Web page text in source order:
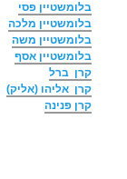
בלומשטיין פסי
בלומשטיין מלכה
בלומשטיין משה
בלומשטיין אסף
קרן ברל
קרן אליהו (אליק)
קרן פנינה